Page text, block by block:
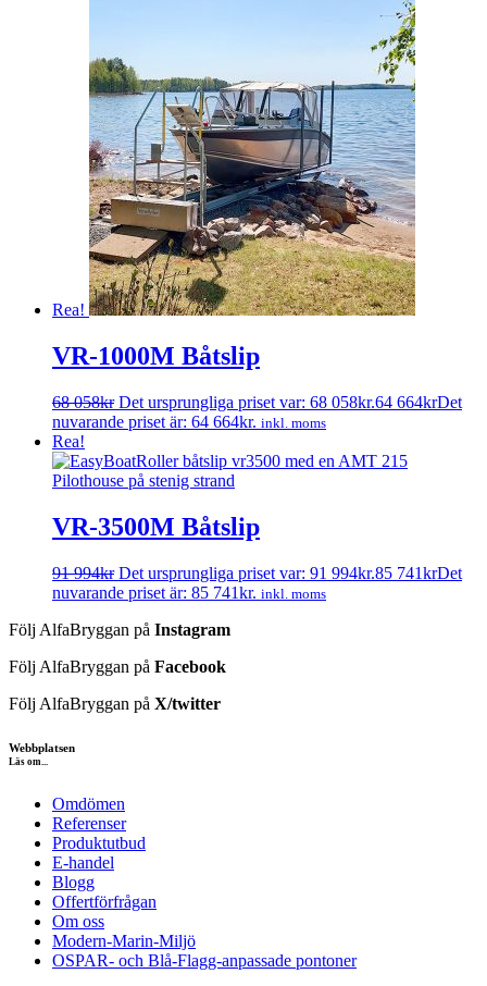
Rea!
VR-1000M Båtslip
68 058kr Det ursprungliga priset var: 68 058kr.64 664krDet
nuvarande priset är: 64 664kr. inkl. moms
Rea!
VR-3500M Båtslip
91 994kr Det ursprungliga priset var: 91 994kr.85 741krDet
nuvarande priset är: 85 741kr. inkl. moms
Följ AlfaBryggan på Instagram
Följ AlfaBryggan på Facebook
Följ AlfaBryggan på X/twitter
Webbplatsen
Läs om...
Omdömen
Referenser
Produktutbud
E-handel
Blogg
Offertförfrågan
Om oss
Modern-Marin-Miljö
OSPAR- och Blå-Flagg-anpassade pontoner